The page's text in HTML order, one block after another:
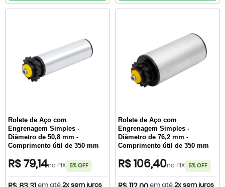
Rolete de Aço com
Engrenagem Simples -
Diâmetro de 50,8 mm -
Comprimento útil de 350 mm
R$ 79,14no PIX 5% OFF
em até 2x sem juros
Rolete de Aço com
Engrenagem Simples -
Diâmetro de 76,2 mm -
Comprimento útil de 350 mm
R$ 106,40no PIX 5% OFF
em até 2x sem juros